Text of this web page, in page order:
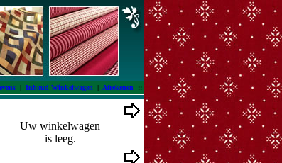
| Inhoud Winkelwagen | Afrekenen ::
Uw winkelwagen
is leeg.